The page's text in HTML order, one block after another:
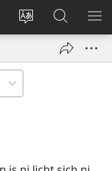
Språk
Rinergåe
(opens
Suik
in
JW.ORG